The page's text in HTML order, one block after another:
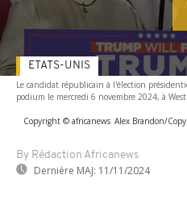
Le candidat républicain à l'élection
podium le mercredi 6 novembre 2024, à West
Copyright © africanews Alex Brandon/
By Rédaction Africanews
Dernière MAJ: 11/11/2024
ETATS-UNIS